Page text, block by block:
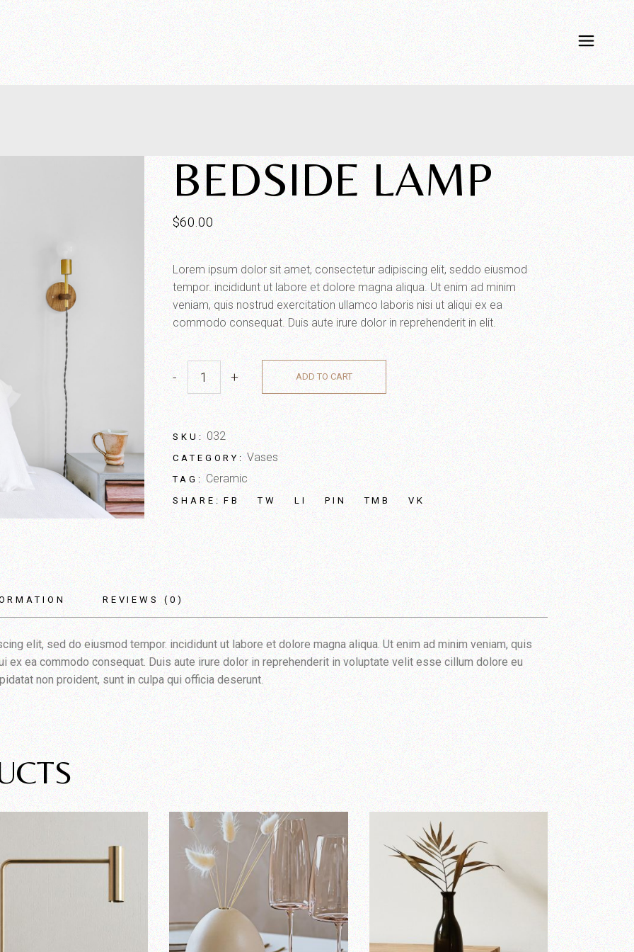
BEDSIDE LAMP
$60.00
Lorem ipsum dolor sit amet, consectetur adipiscing elit, seddo eiusmod
tempor. incididunt ut labore et dolore magna aliqua. Ut enim ad minim
veniam, quis nostrud exercitation ullamco laboris nisi ut aliqui ex ea
commodo consequat. Duis aute irure dolor in reprehenderit in elit.
- + ADD TO CART
SKU: 032
CATEGORY: Vases
TAG: Ceramic
SHARE: FB TW LI PIN TMB VK
REVIEWS (0)
elit, sed do eiusmod tempor. incididunt ut labore et dolore magna aliqua. Ut enim ad minim veniam, quis
ex ea commodo consequat. Duis aute irure dolor in reprehenderit in voluptate velit esse cillum dolore eu
non proident, sunt in culpa qui officia deserunt.